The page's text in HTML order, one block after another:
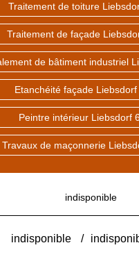
Traitement de toiture
Traitement de façade
de bâtiment industriel
Etanchéité façade
Peintre intérieur Liebsdorf
Travaux de maçonnerie
indisponible
indisponible /